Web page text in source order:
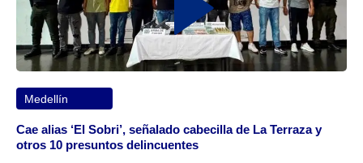
Medellín
Cae alias ‘El Sobri’, señalado cabecilla de La Terraza y
otros 10 presuntos delincuentes